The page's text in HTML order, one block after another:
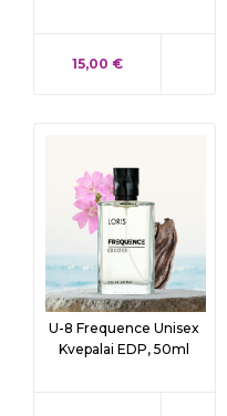
KAINA
15,00 €
U-8 Frequence Unisex
Kvepalai EDP, 50ml